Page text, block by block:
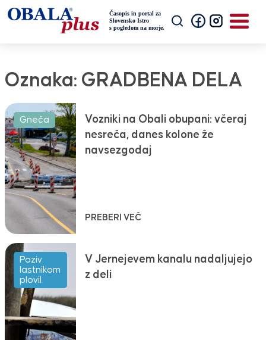
Oznaka: GRADBENA DELA
Gneča
Vozniki na Obali obupani: včeraj
nesreča, danes kolone že
navsezgodaj
PREBERI VEČ
Poziv
lastnikom
plovil
V Jernejevem kanalu nadaljujejo
z deli